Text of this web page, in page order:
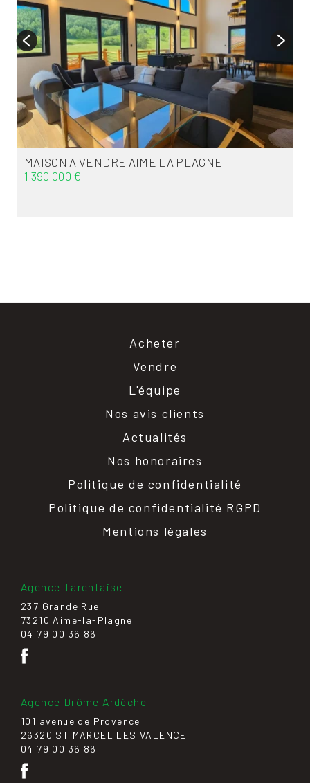
MAISON A VENDRE AIME LA PLAGNE
1 390 000 €
Acheter
Vendre
L'équipe
Nos avis clients
Actualités
Nos honoraires
Politique de confidentialité
Politique de confidentialité RGPD
Mentions légales
Agence Tarentaise
237 Grande Rue
73210 Aime-la-Plagne
04 79 00 36 86
Agence Drôme Ardèche
101 avenue de Provence
26320 ST MARCEL LES VALENCE
04 79 00 36 86